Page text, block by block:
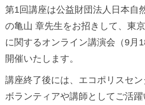
第1回講座は公益財団法人日本自
の亀山 章先生をお招きして、東
に関するオンライン講演会（9月
開催いたします。
講座終了後には、エコポリスセ
ボランティアや講師としてご活